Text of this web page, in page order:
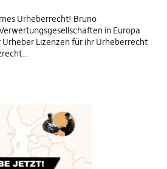
Urheberrecht! Bruno
in Europa
Lizenzen für ihr Urheberrecht